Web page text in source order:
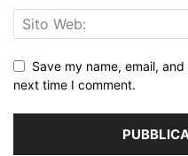
Save my name, email,
next time I comment.